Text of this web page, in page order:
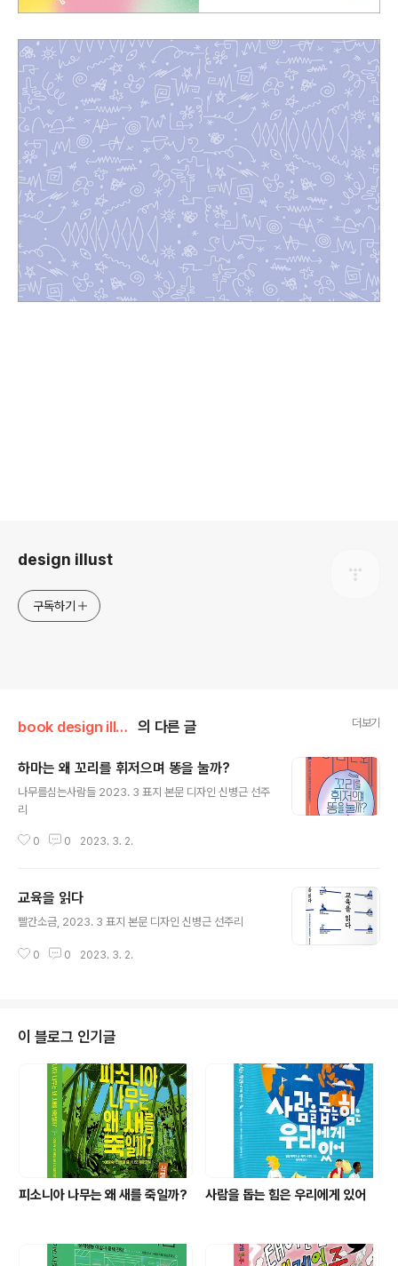
design illust
구독하기
book design illust 의 다른 글 더보기
하마는 왜 꼬리를 휘저으며 똥을 눌까?
나무를심는사람들 2023. 3 표지 본문 디자인 신병근 선주
리
0 0 2023. 3. 2.
교육을 읽다
빨간소금, 2023. 3 표지 본문 디자인 신병근 선주리
0 0 2023. 3. 2.
이 블로그 인기글
피소니아 나무는 왜 새를 죽일까? 사람을 돕는 힘은 우리에게 있어